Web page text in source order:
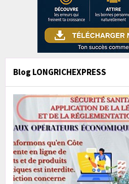
Blog LONGRICHEXPRESS